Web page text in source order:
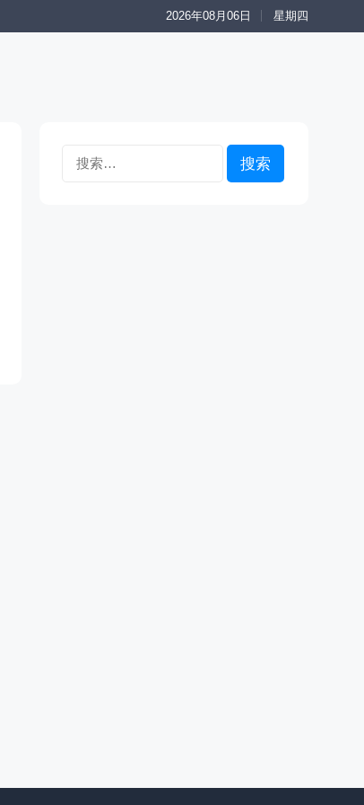
2026年08月06日 星期四